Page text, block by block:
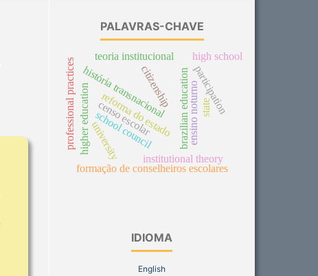
PALAVRAS-CHAVE
história transnacional brazilian education
school council
citizenship participation
reforma do estado
teoria institucional
institutional theory
higher education
formação de conselheiros escolares
university ensino noturno
high school
censo escolar
professional practices state
IDIOMA
English